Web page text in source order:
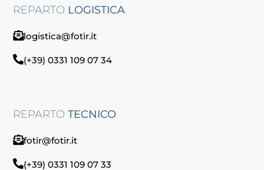
REPARTO LOGISTICA
logistica@fotir.it
(+39) 0331 109 07 34
REPARTOTECNICO
fotir@fotir.it
(+39) 0331 109 07 33